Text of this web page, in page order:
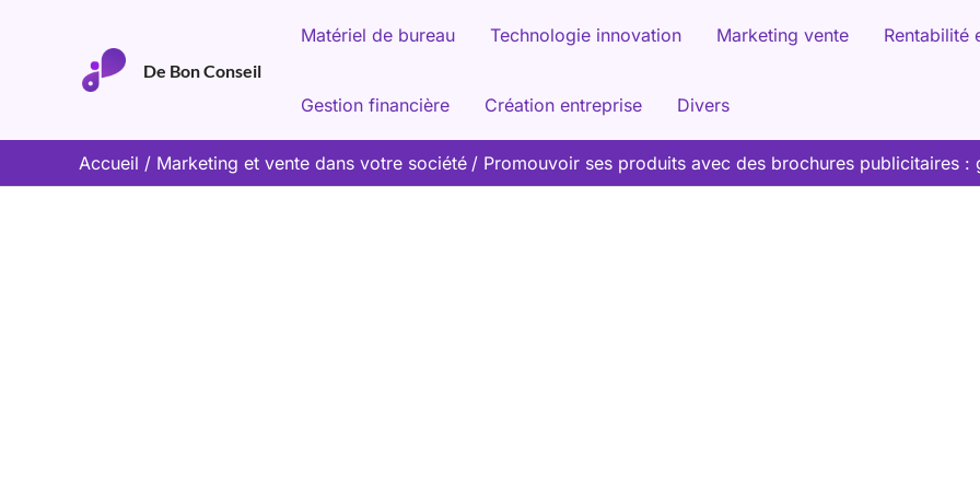
De Bon Conseil
Matériel de bureau Technologie innovation Marketing vente Rentabilité
Gestion financière Création entreprise Divers
Accueil Marketing et vente dans votre société Promouvoir ses produits avec des brochures publicitaires :